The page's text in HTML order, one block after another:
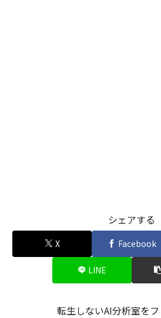
シェアする
X Facebook
LINE
転生しないAI分析室を